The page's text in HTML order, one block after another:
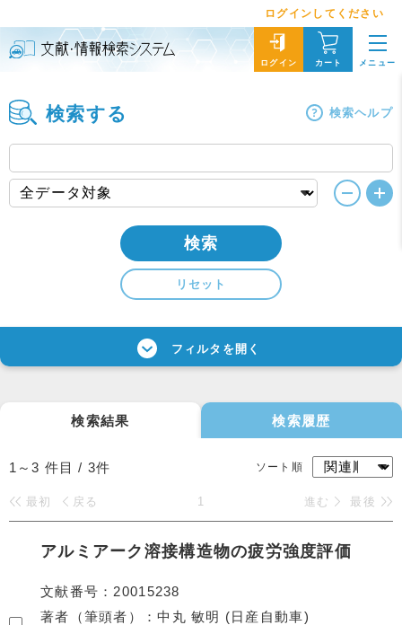
ログインしてください
ログイン カート メニュー
検索する 検索ヘルプ
検索
リセット
フィルタを開く
検索結果 検索履歴
1～3 件目 / 3件 ソート順
最初 戻る 1 進む 最後
アルミアーク溶接構造物の疲労強度評価
文献番号
20015238
著者（筆頭者）
中丸 敏明 (日産自動車)